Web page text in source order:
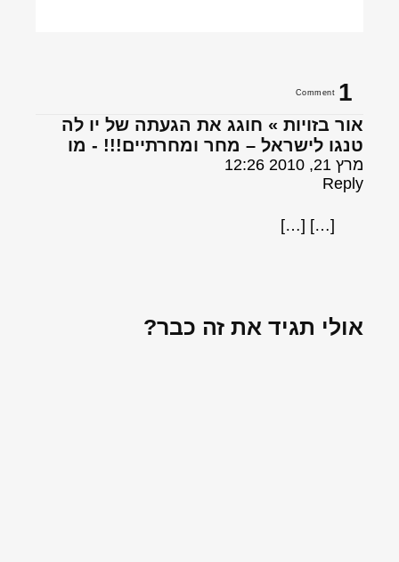
1
Comment
אור בזויות » חוגג את הגעתה של יו לה
טנגו לישראל – מחר ומחרתיים!!! - מו
מרץ 21, 2010 12:26
Reply
[…] […]
אולי תגיד את זה כבר?